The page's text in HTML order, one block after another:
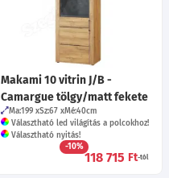
Makami 10 vitrin J/B -
Camargue tölgy/matt fekete
Ma:199 Sz:67 Mé:40cm
Választható led világítás a polcokhoz!
Választható nyitás!
-10%
118 715 Ft-tól